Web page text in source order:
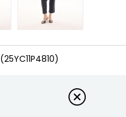
(25YC11P4810)